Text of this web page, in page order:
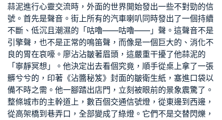
蒜泥進行心靈交流時，外面的世界開始發出一些不對勁的信
號。首先是聲音。街上所有的汽車喇叭同時發出了一個持續
不斷、低沉且潮濕的「咕嚕——咕嚕——」聲。這聲音不是
引擎聲，也不是正常的鳴笛聲，而像是一個巨大的、消化不
良的胃在哀嚎。廖沾沾皺著眉頭，這嚴重干擾了他蒜泥的
「寧靜冥想」。他決定出去看個究竟，順手從桌上拿了一張
髒兮兮的，印著《沾醬秘笈》封面的皺衛生紙，塞進口袋以
備不時之需。他一腳踏出店門，立刻被眼前的景象震驚了。
整條城市的主幹道上，數百個交通信號燈，從東邊到西邊，
從高架橋到巷弄口，全部變成了綠燈。它們不是交替閃爍，